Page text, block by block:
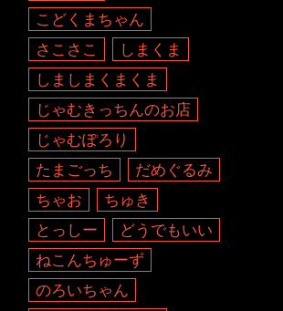
こどくまちゃん
さこさこ
しまくま
しましまくまくま
じゃむきっちんのお店
じゃむぽろり
たまごっち
だめぐるみ
ちゃお
ちゅき
とっしー
どうでもいい
ねこんちゅーず
のろいちゃん